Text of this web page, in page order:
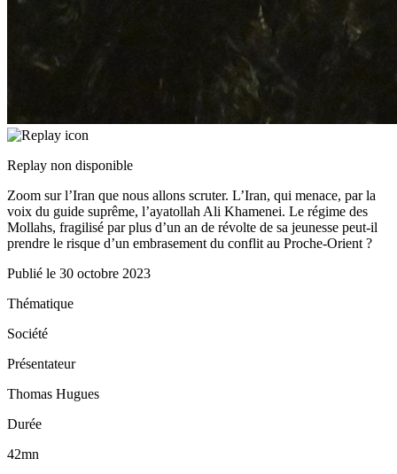
Replay non disponible
Zoom sur l’Iran que nous allons scruter. L’Iran, qui menace, par la
voix du guide suprême, l’ayatollah Ali Khamenei. Le régime des
Mollahs, fragilisé par plus d’un an de révolte de sa jeunesse peut-il
prendre le risque d’un embrasement du conflit au Proche-Orient ?
Publié le 30 octobre 2023
Thématique
Société
Présentateur
Thomas Hugues
Durée
42mn